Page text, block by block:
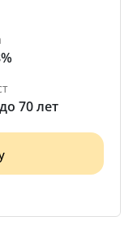
70 лет